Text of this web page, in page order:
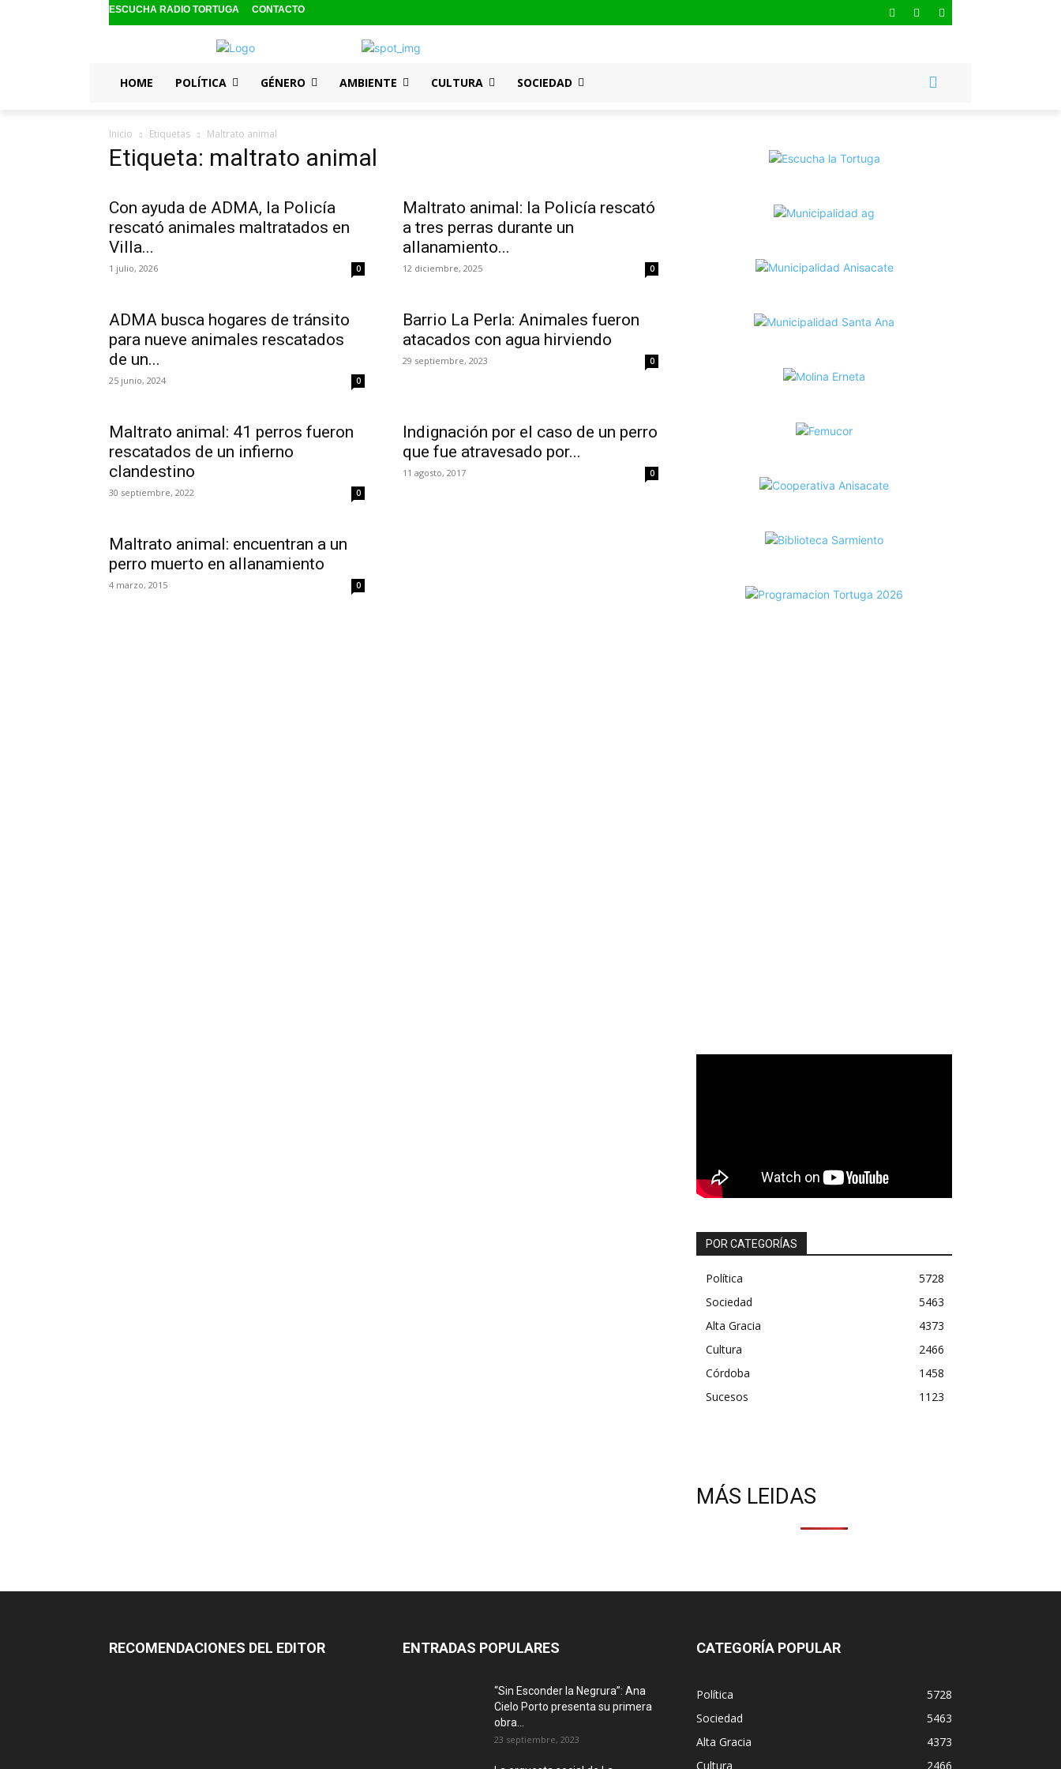
ESCUCHA RADIO TORTUGA CONTACTO
HOME POLÍTICA GÉNERO AMBIENTE CULTURA SOCIEDAD
Inicio Etiquetas Maltrato animal
Etiqueta: maltrato animal
Con ayuda de ADMA, la Policía
rescató animales maltratados en
Villa...
1 julio, 2026 0
Maltrato animal: la Policía rescató
a tres perras durante un
allanamiento...
12 diciembre, 2025 0
ADMA busca hogares de tránsito
para nueve animales rescatados
de un...
25 junio, 2024 0
Barrio La Perla: Animales fueron
atacados con agua hirviendo
29 septiembre, 2023 0
Maltrato animal: 41 perros fueron
rescatados de un infierno
clandestino
30 septiembre, 2022 0
Indignación por el caso de un perro
que fue atravesado por...
11 agosto, 2017 0
Maltrato animal: encuentran a un
perro muerto en allanamiento
4 marzo, 2015 0
POR CATEGORÍAS
Política
5728
Sociedad
5463
Alta Gracia
4373
Cultura
2466
Córdoba
1458
Sucesos
1123
MÁS LEIDAS
RECOMENDACIONES DEL EDITOR ENTRADAS POPULARES
“Sin Esconder la Negrura”: Ana
Cielo Porto presenta su primera
obra...
23 septiembre, 2023
CATEGORÍA POPULAR
Política
5728
Sociedad
5463
Alta Gracia
4373
Cultura
2466